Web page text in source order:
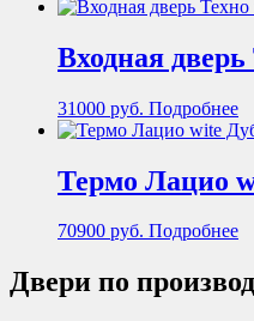
Входная
31000 руб. Подробнее
Термо Лацио
70900 руб. Подробнее
Двери по